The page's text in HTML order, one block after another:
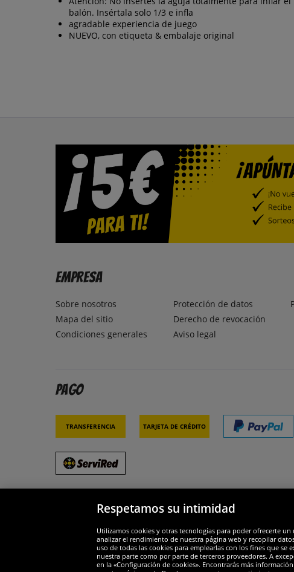
balón. Insértala solo 1/3 e infla
agradable experiencia de juego
NUEVO, con etiqueta & embalaje original
Empresa
Sobre nosotros
Mapa del sitio
Condiciones generales
Protección de datos
Derecho de revocación
Aviso legal
Pago
Transferencia Tarjeta de crédito
Respetamos su intimidad
Utilizamos cookies y otras tecnologías para poder ofrecerte
analizar el rendimiento de nuestra página web y recopilar
uso de todas las cookies para emplearlas con los fines que
nuestra parte como por parte de terceros proveedores. A
en la «Configuración de cookies». Encontrarás más